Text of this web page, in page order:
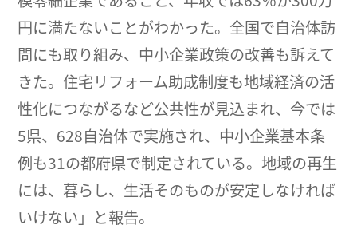
円に満たないことがわかった。全国で自治体訪
問にも取り組み、中小企業政策の改善も訴えて
きた。住宅リフォーム助成制度も地域経済の活
性化につながるなど公共性が見込まれ、今では
5県、628自治体で実施され、中小企業基本条
例も31の都府県で制定されている。地域の再生
には、暮らし、生活そのものが安定しなければ
いけない」と報告。